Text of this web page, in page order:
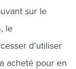
sur le
le
d’utiliser
acheté pour en